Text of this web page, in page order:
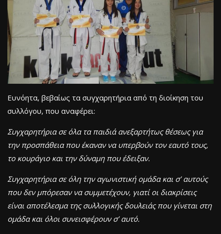
Ευνόητα, βεβαίως τα συγχαρητήρια από τη διοίκηση του
συλλόγου, που αναφέρει:
Συγχαρητήρια σε όλα τα παιδιά ανεξαρτήτως θέσεως για
την προσπάθεια που έκαναν να υπερβούν τον εαυτό τους,
το κουράγιο και την δύναμη που έδειξαν.
Συγχαρητήρια σε όλη την αγωνιστική ομάδα και σ’ αυτούς
που δεν μπόρεσαν να συμμετέχουν, γιατί οι διακρίσεις
είναι αποτέλεσμα της συλλογικής δουλειάς που γίνεται στη
ομάδα και όλοι συνεισφέρουν σ’ αυτό.